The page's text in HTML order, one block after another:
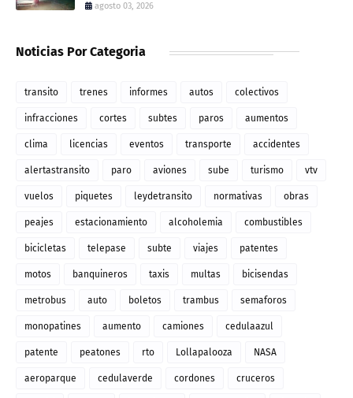
agosto 03, 2026
Noticias Por Categoria
transito trenes informes autos colectivos
infracciones cortes subtes paros aumentos
clima licencias eventos transporte accidentes
alertastransito paro aviones sube turismo vtv
vuelos piquetes leydetransito normativas obras
peajes estacionamiento alcoholemia combustibles
bicicletas telepase subte viajes patentes
motos banquineros taxis multas bicisendas
metrobus auto boletos trambus semaforos
monopatines aumento camiones cedulaazul
patente peatones rto Lollapalooza NASA
aeroparque cedulaverde cordones cruceros